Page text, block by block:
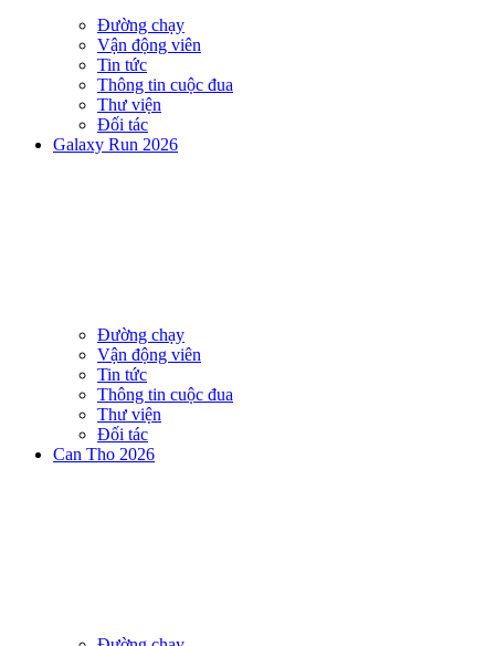
Đường chạy
Vận động viên
Tin tức
Thông tin cuộc đua
Thư viện
Đối tác
Galaxy Run 2026
Đường chạy
Vận động viên
Tin tức
Thông tin cuộc đua
Thư viện
Đối tác
Can Tho 2026